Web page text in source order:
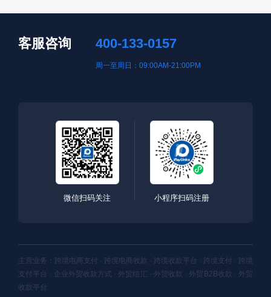
客服咨询 400-133-0157
周一至周日：09:00AM-21:00PM
微信扫码关注 小程序扫码注册
主营业务：跨境电商支付 · 跨境电商收款 · 跨境收款平台 · 跨境支付 · 跨境
支付平台 · 企业外贸收款方式 · 外贸结汇 · 外贸收款 · 外贸B2B收款 · 外贸
收款平台